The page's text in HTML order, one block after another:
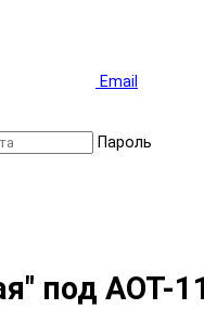
Email
Пароль
под АОТ-